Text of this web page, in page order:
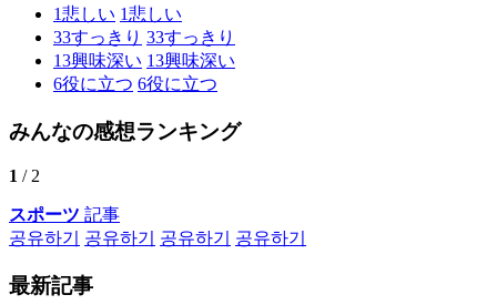
1悲しい 1悲しい
33すっきり 33すっきり
13興味深い 13興味深い
6役に立つ 6役に立つ
みんなの感想ランキング
1 / 2
スポーツ 記事
공유하기
공유하기 공유하기 공유하기
最新記事